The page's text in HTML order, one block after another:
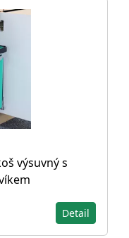
výsuvný s
Detail